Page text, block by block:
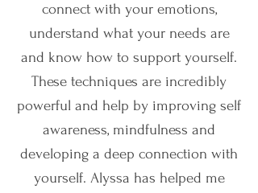
connect with your emotions,
understand what your needs are
and know how to support yourself.
These techniques are incredibly
powerful and help by improving self
awareness, mindfulness and
developing a deep connection with
yourself. Alyssa has helped me